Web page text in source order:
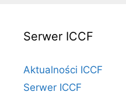
Serwer ICCF
Aktualności ICCF
Serwer ICCF